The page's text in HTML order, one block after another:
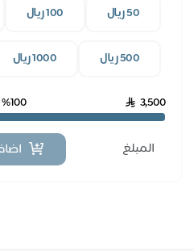
1000 ريال
3,500
%100
اضافة